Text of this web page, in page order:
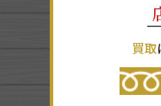
買取